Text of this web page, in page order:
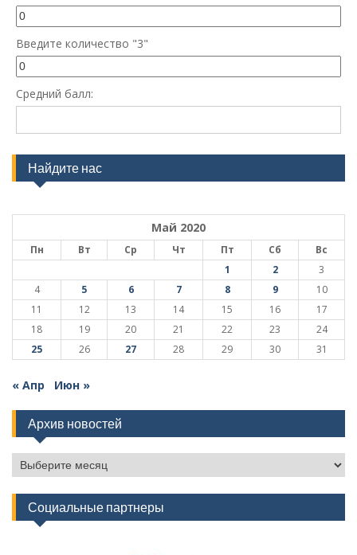
Введите количество "3"
Средний балл:
Найдите нас
Май 2020
Пн Вт Ср Чт Пт Сб
Вс
1
2
3
4
5 6 7 8 9
10
11
12 13 14 15 16
17
18
19 20 21 22 23
24
25
26 27 28 29 30 31
« Апр Июн »
Архив новостей
Архив
новостей
Социальные партнеры